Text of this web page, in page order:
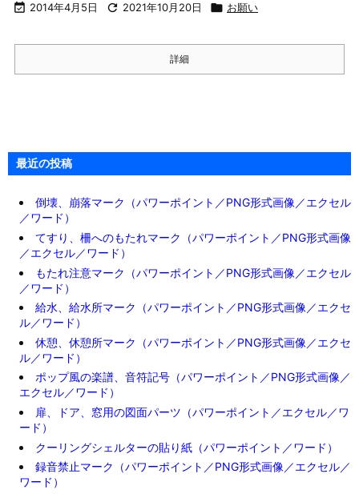
 2014年4月5日  2021年10月20日  お願い
詳細
最近の投稿
倒壊、崩落マーク（パワーポイント／PNG形式画像／エクセル
／ワード）
てすり、柵へのもたれマーク（パワーポイント／PNG形式画像
／エクセル／ワード）
もたれ注意マーク（パワーポイント／PNG形式画像／エクセル
／ワード）
給水、給水所マーク（パワーポイント／PNG形式画像／エクセ
ル／ワード）
休憩、休憩所マーク（パワーポイント／PNG形式画像／エクセ
ル／ワード）
ポップ風の楽譜、音符記号（パワーポイント／PNG形式画像／
エクセル／ワード）
扉、ドア、窓用の図面パーツ（パワーポイント／エクセル／ワ
ード）
クーリングシェルターの貼り紙（パワーポイント／ワード）
録音禁止マーク（パワーポイント／PNG形式画像／エクセル／
ワード）